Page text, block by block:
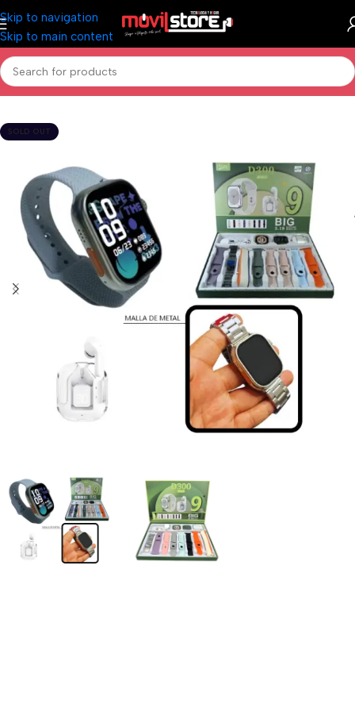
Skip to navigation
Skip to main content
Inicio/Accesorios Celulares/Reloj Smartwatch
SOLD OUT